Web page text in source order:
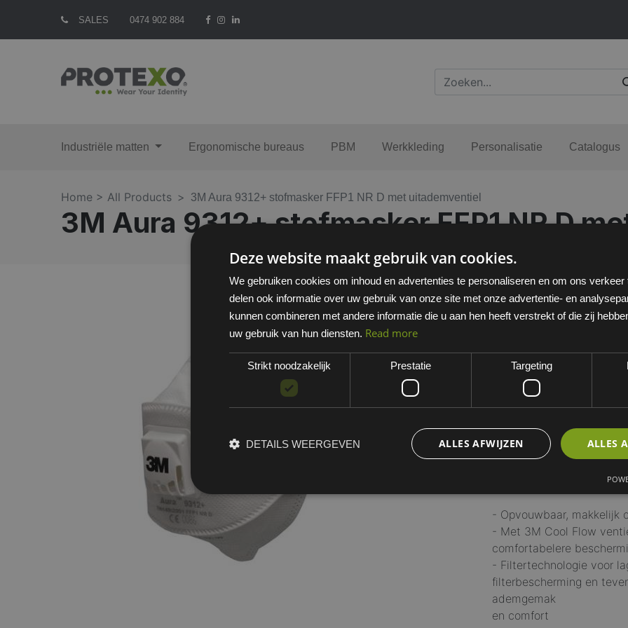
SALES 0474 902 884
Industriële matten Ergonomische bureaus PBM Werkkleding Personalisatie Catalogus
Home > All Products 3M Aura 9312+ stofmasker FFP1 NR D met uitademventiel
3M Aura 9312+ stofmasker FFP1 NR D
EAN: 4054596787148
Minimum bestelhoeveelheid:
- Opvouwbaar, makkelijk
- Met 3M Cool Flow
comfortabelere
- Filtertechnologie voor
filterbescherming en
ademgemak
en comfort
Deze website maakt gebruik van cookies.
We gebruiken cookies om inhoud en advertenties te personaliseren en om ons
delen ook informatie over uw gebruik van onze site met onze advertentie- en
kunnen combineren met andere informatie die u aan hen heeft verstrekt of die zij
uw gebruik van hun diensten. Read more
Strikt noodzakelijk Prestatie Targeting
ALLES
ALLES AFWIJZEN
DETAILS WEERGEVEN